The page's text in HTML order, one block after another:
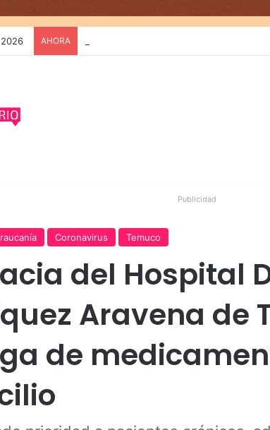
AHORA
Publicidad
Coronavirus Temuco
del Hospital
Aravena de
de